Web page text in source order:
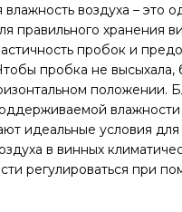
влажность воздуха – это
правильного хранения
пробок и
пробка не высыхала,
положении.
идеальные условия для
в винных
регулироваться при